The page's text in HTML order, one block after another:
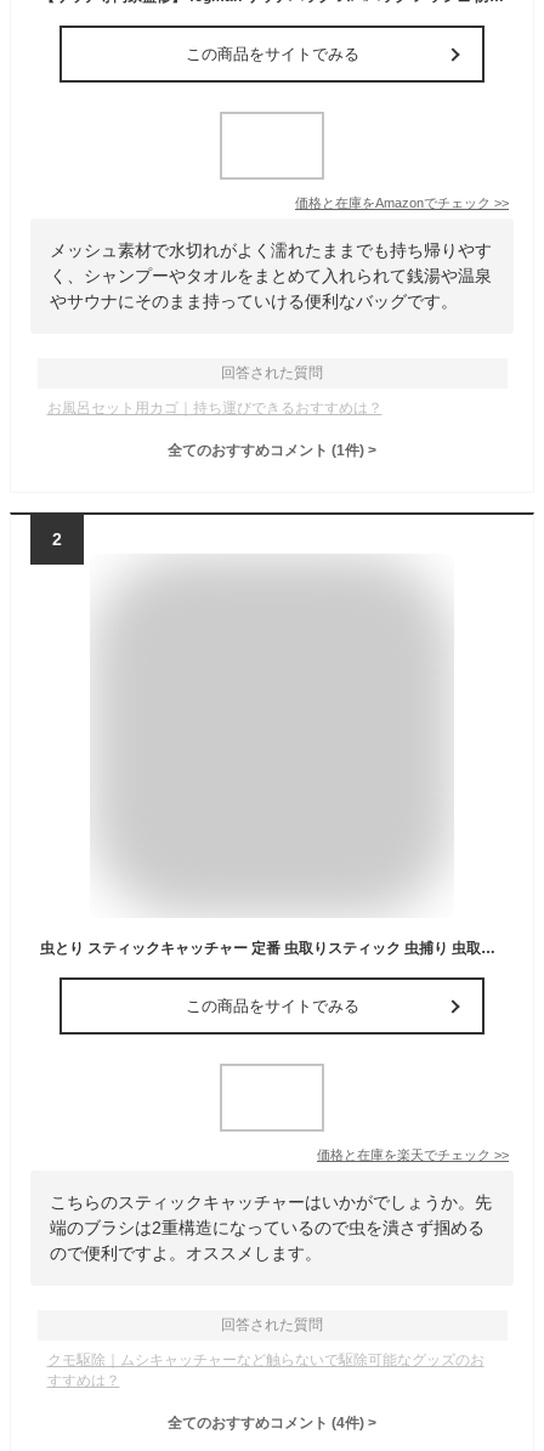
この商品をサイトでみる
価格と在庫をAmazonでチェック >>
メッシュ素材で水切れがよく濡れたままでも持ち帰りやす
く、シャンプーやタオルをまとめて入れられて銭湯や温泉
やサウナにそのまま持っていける便利なバッグです。
回答された質問
お風呂セット用カゴ｜持ち運びできるおすすめは？
全てのおすすめコメント (1件) >
2
虫とり スティックキャッチャー 定番 虫取りスティック 虫捕り 虫取り スティック キャッチャー 触らずとれる 回収 虫 つかむ 撤去 グリップを握る 握りやすい キャップ 収納 ブラシ 2重構造 シンプル ゴキブリ クモ 害虫 つぶさない 便利
この商品をサイトでみる
価格と在庫を楽天でチェック >>
こちらのスティックキャッチャーはいかがでしょうか。先
端のブラシは2重構造になっているので虫を潰さず掴める
ので便利ですよ。オススメします。
回答された質問
クモ駆除｜ムシキャッチャーなど触らないで駆除可能なグッズのお
すすめは？
全てのおすすめコメント (4件) >